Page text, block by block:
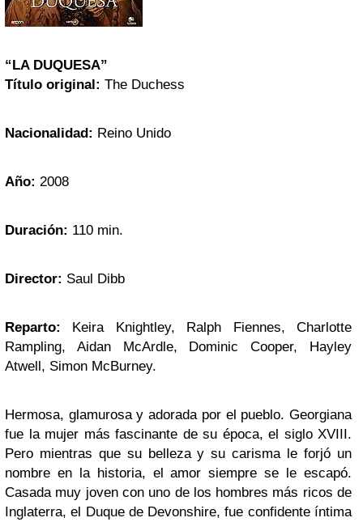
“LA DUQUESA”
Título original: The Duchess
Nacionalidad: Reino Unido
Año: 2008
Duración: 110 min.
Director: Saul Dibb
Reparto: Keira Knightley, Ralph Fiennes, Charlotte
Rampling, Aidan McArdle, Dominic Cooper, Hayley
Atwell, Simon McBurney.
Hermosa, glamurosa y adorada por el pueblo. Georgiana
fue la mujer más fascinante de su época, el siglo XVIII.
Pero mientras que su belleza y su carisma le forjó un
nombre en la historia, el amor siempre se le escapó.
Casada muy joven con uno de los hombres más ricos de
Inglaterra, el Duque de Devonshire, fue confidente íntima